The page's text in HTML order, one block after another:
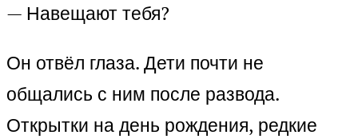
— Навещают тебя?
Он отвёл глаза. Дети почти не
общались с ним после развода.
Открытки на день рождения, редкие